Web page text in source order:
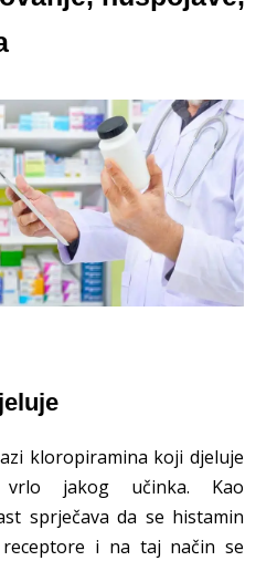
kloropiramina koji djeluje
vrlo jakog učinka. Kao
sprječava da se histamin
i na taj način se